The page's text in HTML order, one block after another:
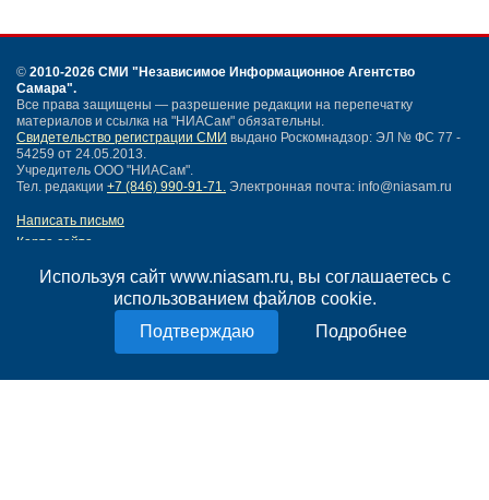
Используя сайт www.niasam.ru, вы соглашаетесь с
использованием файлов cookie.
Подробнее
© 2010-2026 СМИ "Независимое Информационное Агентство
Самара".
Все права защищены — разрешение редакции на перепечатку
материалов и ссылка на "НИАСам" обязательны.
Свидетельство регистрации СМИ выдано Роскомнадзор: ЭЛ № ФС 77 -
54259 от 24.05.2013.
Учредитель ООО "НИАСам".
Тел. редакции +7 (846) 990-91-71. Электронная почта: info@niasam.ru
Написать письмо
Карта сайта
Политика конфиденциальности
Согласие на обработку персональных данных